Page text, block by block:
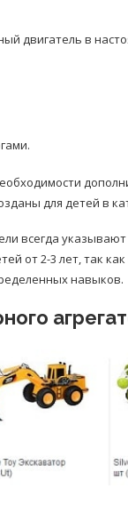
двигатель в
для детей в
всегда
от 2-3 лет, так
навыков.